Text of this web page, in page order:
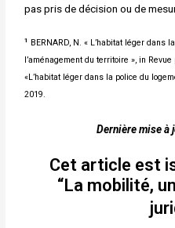
pas pris de décision ou de
1
BERNARD, N. « L’habitat léger dans
l’aménagement du territoire », in
«L’habitat léger dans la police du
2019.
Dernière mise à
Cet article est
“La mobilité, un